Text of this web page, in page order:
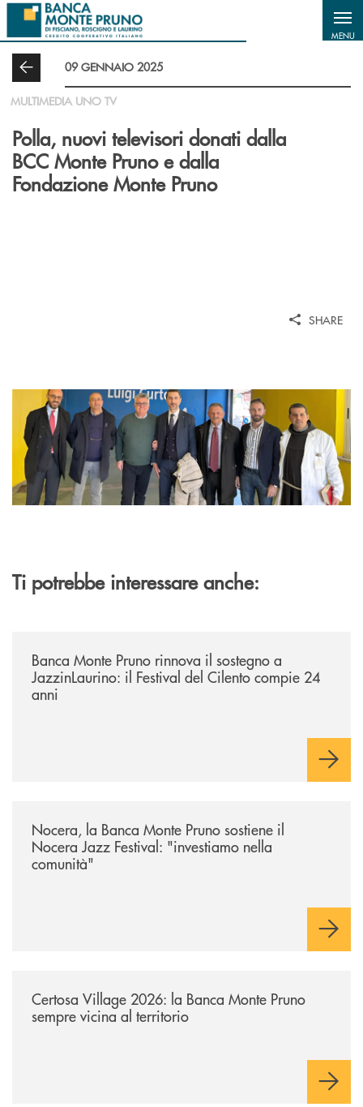
Salta al contenuto principale
MENU
09 GENNAIO 2025
MULTIMEDIA UNO TV
Polla, nuovi televisori donati dalla
BCC Monte Pruno e dalla
Fondazione Monte Pruno
SHARE
Ti potrebbe interessare anche:
Banca Monte Pruno rinnova il sostegno a
JazzinLaurino: il Festival del Cilento compie 24
anni
Nocera, la Banca Monte Pruno sostiene il
Nocera Jazz Festival: "investiamo nella
comunità"
Certosa Village 2026: la Banca Monte Pruno
sempre vicina al territorio